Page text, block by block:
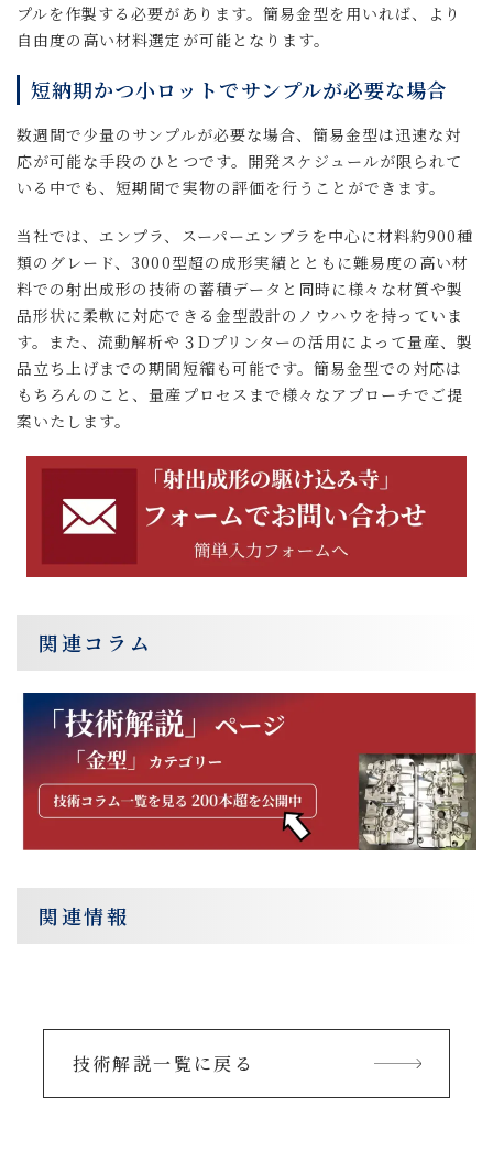
プルを作製する必要があります。簡易金型を用いれば、より
自由度の高い材料選定が可能となります。
短納期かつ小ロットでサンプルが必要な場合
数週間で少量のサンプルが必要な場合、簡易金型は迅速な対
応が可能な手段のひとつです。開発スケジュールが限られて
いる中でも、短期間で実物の評価を行うことができます。
当社では、エンプラ、スーパーエンプラを中心に材料約900種
類のグレード、3000型超の成形実績とともに難易度の高い材
料での射出成形の技術の蓄積データと同時に様々な材質や製
品形状に柔軟に対応できる金型設計のノウハウを持っていま
す。また、流動解析や３Dプリンターの活用によって量産、製
品立ち上げまでの期間短縮も可能です。簡易金型での対応は
もちろんのこと、量産プロセスまで様々なアプローチでご提
案いたします。
関連コラム
関連情報
技術解説一覧に戻る